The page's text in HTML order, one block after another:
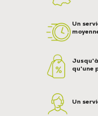
Un
qu'une
Un